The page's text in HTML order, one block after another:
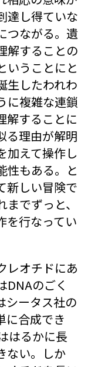
達し得ていな
つながる。遺
解することの
いうことにと
生したわれわ
に複雑な連鎖
解することに
る理由が解明
加えて操作し
性もある。と
新しい冒険で
でずっと、
を行なってい
レオチドにあ
DNAのごく
シータス社の
に合成でき
はるかに長
ない。しか